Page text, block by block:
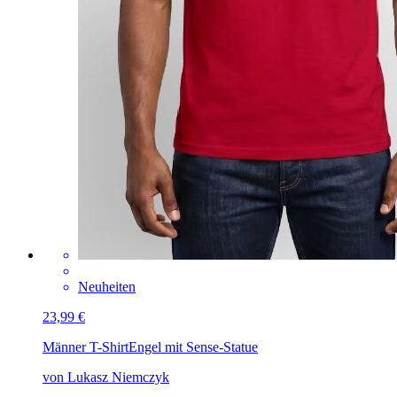
Neuheiten
23,99 €
Männer T-ShirtEngel mit Sense-Statue
von Lukasz Niemczyk